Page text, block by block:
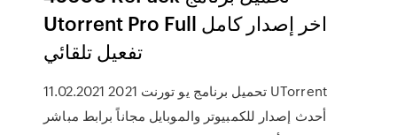
Utorrent Pro Full اخر إصدار كامل
تفعيل تلقائي
11.02.2021 تحميل برنامج يو تورنت 2021 UTorrent
أحدث إصدار للكمبيوتر والموبايل مجاناً برابط مباشر